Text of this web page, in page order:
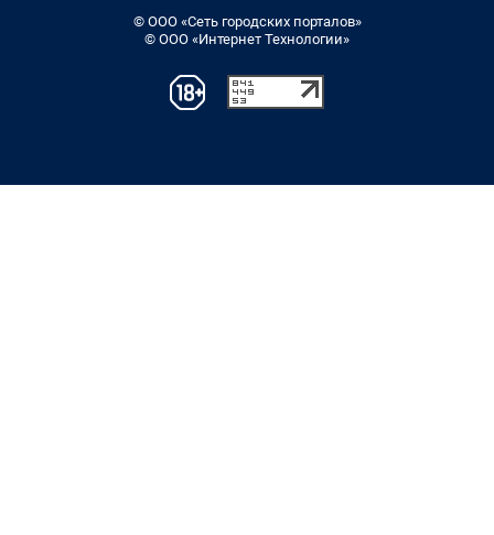
© ООО «Сеть городских порталов»
© ООО «Интернет Технологии»